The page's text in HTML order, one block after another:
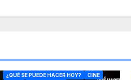
¿QUÉ SE PUEDE HACER HOY?
CINE